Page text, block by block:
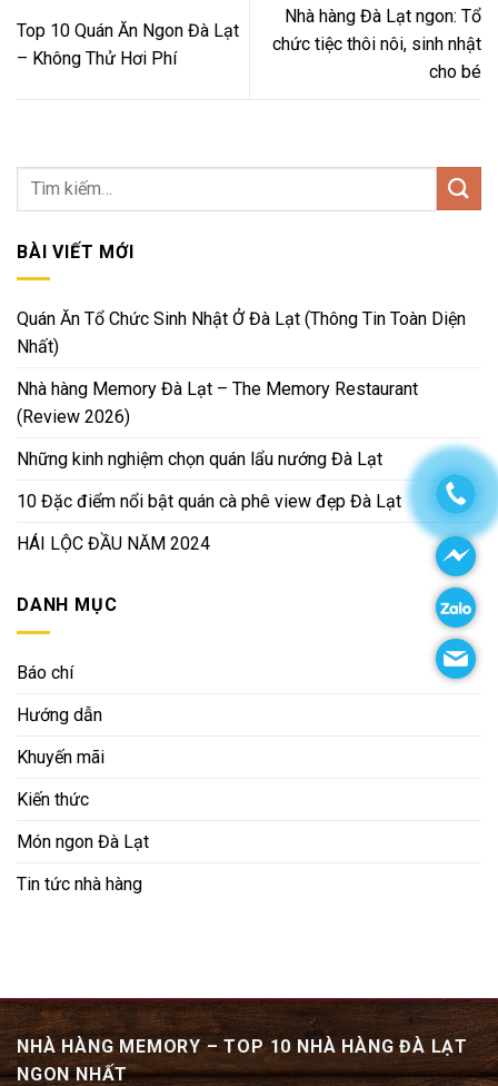
Top 10 Quán Ăn Ngon Đà Lạt
– Không Thử Hơi Phí
Nhà hàng Đà Lạt ngon: Tổ
chức tiệc thôi nôi, sinh nhật
cho bé
BÀI VIẾT MỚI
Quán Ăn Tổ Chức Sinh Nhật Ở Đà Lạt (Thông Tin Toàn Diện
Nhất)
Nhà hàng Memory Đà Lạt – The Memory Restaurant
(Review 2026)
Những kinh nghiệm chọn quán lẩu nướng Đà Lạt
10 Đặc điểm nổi bật quán cà phê view đẹp Đà Lạt
HÁI LỘC ĐẦU NĂM 2024
DANH MỤC
Báo chí
Hướng dẫn
Khuyến mãi
Kiến thức
Món ngon Đà Lạt
Tin tức nhà hàng
NHÀ HÀNG MEMORY – TOP 10 NHÀ HÀNG ĐÀ LẠT
NGON NHẤT